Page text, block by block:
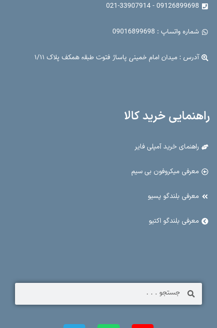
09126899698 - 021-33907914
شماره واتساپ : 09016899698
آدرس : میدان امام خمینی پاساژ فتوت طبقه همکف پلاک ۱/۱۱
راهنمایی خرید کالا
راهنمای خرید آمپلی فایر
معرفی میکروفون بی سیم
معرفی بلندگو پسیو
معرفی بلندگو اکتیو